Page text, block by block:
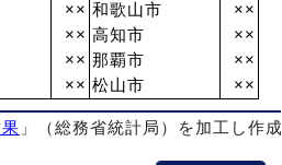
×× 和歌山市
××
×× 高知市
××
×× 那覇市
××
×× 松山市 ××
」（総務省統計局）を加工し作成